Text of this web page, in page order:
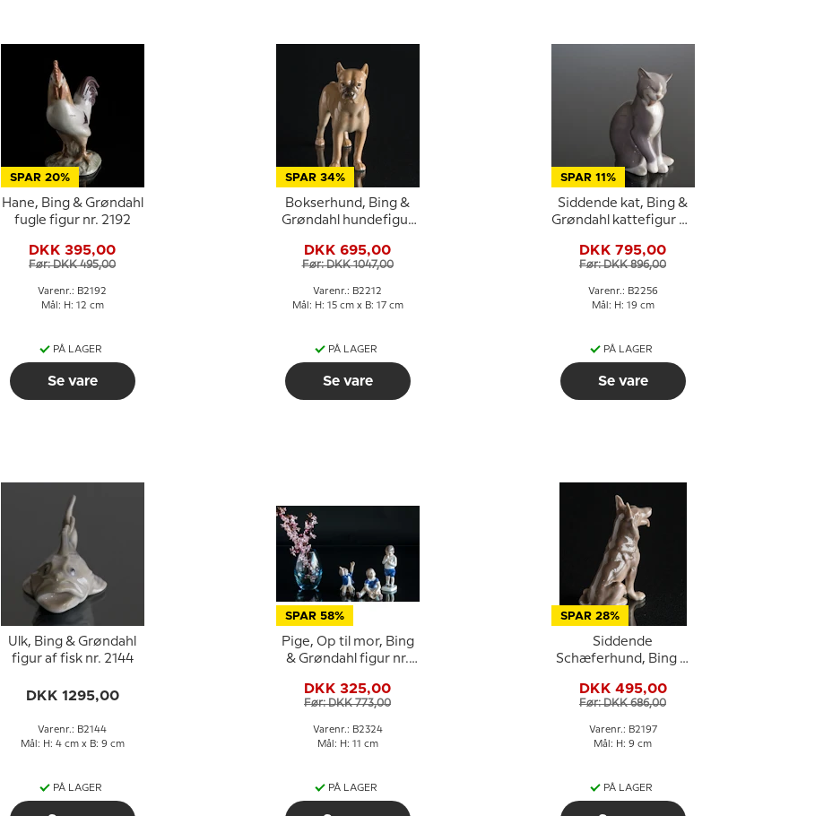
SPAR 20%
Hane, Bing & Grøndahl
fugle figur nr. 2192
DKK 395,00
Før: DKK 495,00
Varenr.: B2192
Mål: H: 12 cm
PÅ LAGER
Se vare
SPAR 34%
Bokserhund, Bing &
Grøndahl hundefigur
DKK 695,00
Før: DKK 1047,00
Varenr.: B2212
Mål: H: 15 cm x B: 17 cm
PÅ LAGER
Se vare
SPAR 11%
Siddende kat, Bing &
Grøndahl kattefigur nr.
DKK 795,00
Før: DKK 896,00
Varenr.: B2256
Mål: H: 19 cm
PÅ LAGER
Se vare
Ulk, Bing & Grøndahl
figur af fisk nr. 2144
DKK 1295,00
Varenr.: B2144
Mål: H: 4 cm x B: 9 cm
PÅ LAGER
SPAR 58%
Pige, Op til mor, Bing
& Grøndahl figur nr.
DKK 325,00
Før: DKK 773,00
Varenr.: B2324
Mål: H: 11 cm
PÅ LAGER
SPAR 28%
Siddende
Schæferhund, Bing &
nr. 2197
DKK 495,00
Før: DKK 686,00
Varenr.: B2197
Mål: H: 9 cm
PÅ LAGER